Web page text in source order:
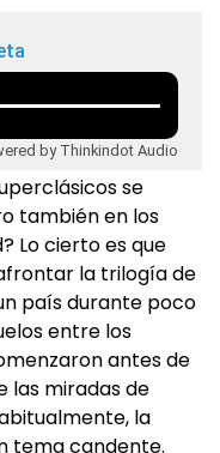
by Thinkindot Audio
se
también en los
Lo cierto es que
la trilogía de
país durante poco
entre los
antes de
las miradas de
la
tema candente.